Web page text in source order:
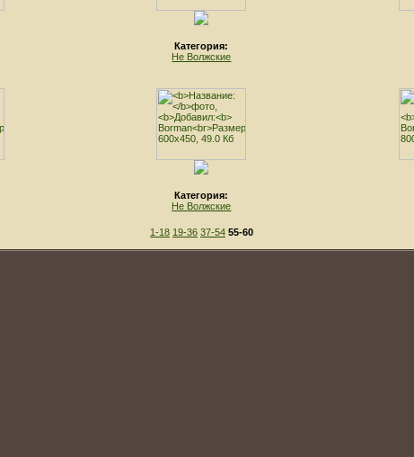
Категория:
Не Волжские
Категория:
Не Волжские
1-18 19-36 37-54 55-60